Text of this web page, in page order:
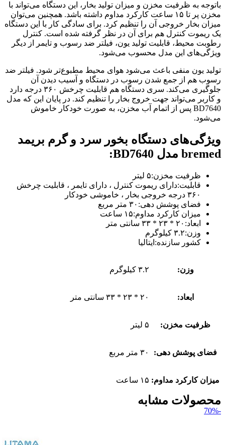
باتوجه به ظرفیت مخزن و میزان تولید بخار، این دستگاه می‌تواند با
مخزن پر تا ۱۵ ساعت کارکرد مداوم داشته باشد. همچنین می‌توان
میزان بخار خروجی آن را تنظیم کرد. برای سادگی کار با این دستگاه
یک ریموت کنترل هم برای آن در نظر گرفته شده است. کنترل
رطوبت محیط، قابلیت تولید یون، فیلتر ضد رسوب و تایمر از دیگر
ویژگی‌های این مدل محسوب می‌شود.
تولید یون منفی باعث می‌شود هوای محیط مطبوع‌تر شود. فیلتر ضد
رسوب هم از جمع شدن رسوب در دستگاه و آسیب دیدن آن
جلوگیری می‌کند. سری دستگاه هم قابلیت چرخش ۳۶۰ درجه دارد
و کاربر می‌تواند جهت خروج بخار را تنظیم کند. در پایان این که مدل
BD7640 پس از اتمام آب مخزن، به صورت خودکار خاموش
می‌شود.
ویژگی‌های دستگاه بخور سرد و گرم بریمد
bremed مدل BD7640:
ظرفیت مخزن:۵ لیتر
قابلیت:دارای ریموت کنترل ، دارای تایمر ، قابلیت چرخش
۳۶۰ درجه خروجی بخار ، خاموشی خودکار
فضای پوشش دهی:۳۰ متر مربع
میزان کارکرد مداوم:۱۵ ساعت
ابعاد:۲۰ * ۲۳ * ۳۳ سانتی متر
وزن:۳.۲ کیلوگرم
کشور سازنده:ایتالیا
وزن: ۳.۲ کیلوگرم
ابعاد: ۲۰ * ۲۳ * ۳۳ سانتی متر
ظرفیت مخزن: ۵ لیتر
فضای پوشش دهی: ۳۰ متر مربع
میزان کارکرد مداوم: ۱۵ ساعت
محصولات مشابه
-70%